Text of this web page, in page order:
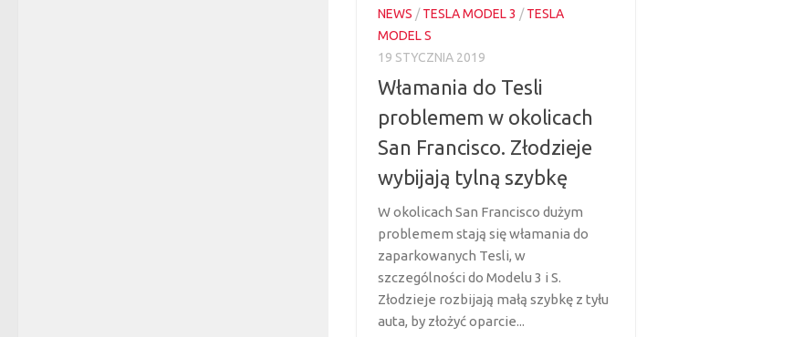
NEWS /TESLA MODEL 3 /TESLA
MODEL S
19 STYCZNIA 2019
Włamania do Tesli
problemem w okolicach
San Francisco. Złodzieje
wybijają tylną szybkę
W okolicach San Francisco dużym
problemem stają się włamania do
zaparkowanych Tesli, w
szczególności do Modelu 3 i S.
Złodzieje rozbijają małą szybkę z tyłu
auta, by złożyć oparcie...